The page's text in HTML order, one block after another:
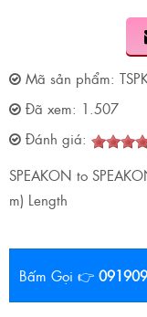
Mã sản phẩm:
Đã xem: 1.507
Đánh giá:
SPEAKON to
m) Length
Bấm Gọi 👉